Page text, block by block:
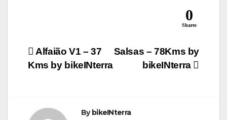
0
Shares
Navegação
Salsas – 78Kms by
bikeINterra
Alfaião V1 – 37
Kms by bikeINterra
BybikeINterra